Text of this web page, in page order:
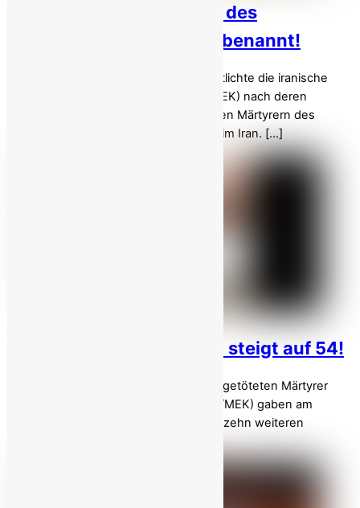
Iran: 38 weitere Märtyrer des
landesweiten Aufstands benannt!
Am Dienstag, dem 13. Januar, veröffentlichte die iranische
Volksmojahedin-Organisation (PMOI/MEK) nach deren
Überprüfung die Namen von 38 weiteren Märtyrern des
heldenhaften landesweiten Aufstands im Iran. […]
Iran-Aufstand: Opferzahl steigt auf 54!
Namen der in Chenaran und Lordegan getöteten Märtyrer
enthüllt Die Volksmojahedin Iran (PMOI/MEK) gaben am
Freitag, dem 9. Januar, die Namen von zehn weiteren